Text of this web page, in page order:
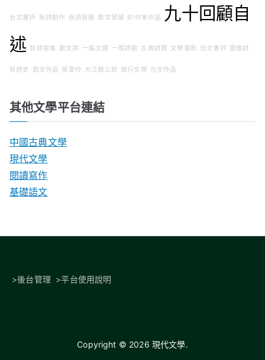
台文書評 新詩創作 新詩發展 散文發展 B1作家作品
九十回顧自
述 新詩意象 散文詩 一般文選 一般詩歌 古典詩選 文學電影 日文書評 圖像詩
新詩史 散文作品 張愛玲 大江健三郎 旅行文學 台文作品
其他文學平台連結
中國古典文學
現代文學
閱讀寫作
基礎語文
>後台管理 >平台使用說明
Copyright © 2026 現代文學.